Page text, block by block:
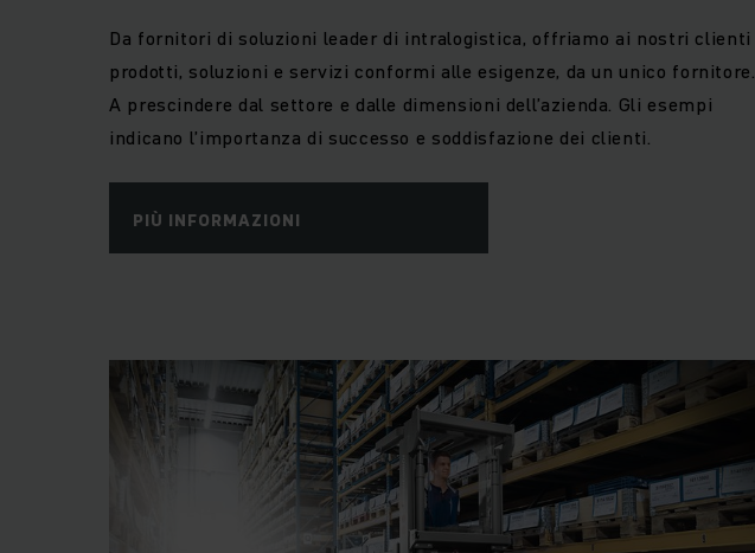
Da fornitori di soluzioni leader di intralogistica, offriamo ai nostri clienti
prodotti, soluzioni e servizi conformi alle esigenze, da un unico fornitore.
A prescindere dal settore e dalle dimensioni dell’azienda. Gli esempi
indicano l’importanza di successo e soddisfazione dei clienti.
PIÙ INFORMAZIONI